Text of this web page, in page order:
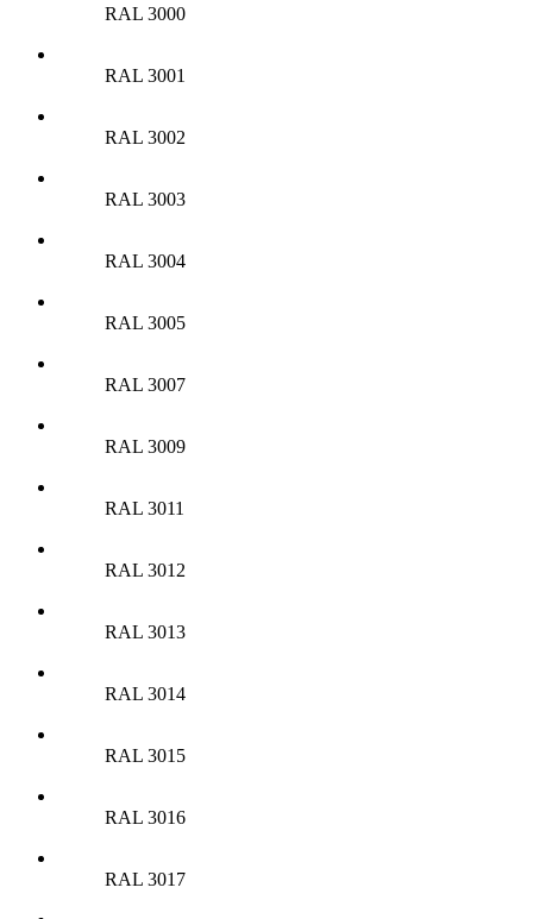
RAL 3000
RAL 3001
RAL 3002
RAL 3003
RAL 3004
RAL 3005
RAL 3007
RAL 3009
RAL 3011
RAL 3012
RAL 3013
RAL 3014
RAL 3015
RAL 3016
RAL 3017